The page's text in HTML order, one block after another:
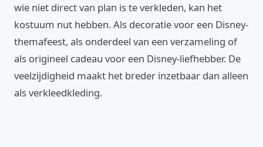
wie niet direct van plan is te verkleden, kan het
kostuum nut hebben. Als decoratie voor een Disney-
themafeest, als onderdeel van een verzameling of
als origineel cadeau voor een Disney-liefhebber. De
veelzijdigheid maakt het breder inzetbaar dan alleen
als verkleedkleding.